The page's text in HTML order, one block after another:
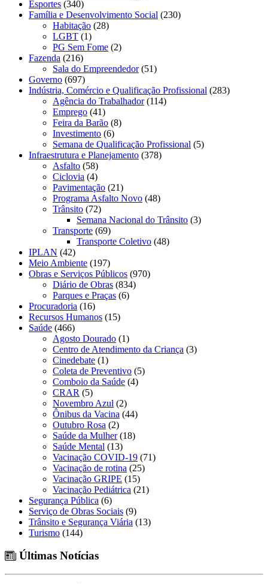
Esportes (340)
Família e Desenvolvimento Social (230)
Habitação (28)
LGBT (1)
PG Sem Fome (2)
Fazenda (216)
Sala do Empreendedor(51)
Governo (697)
Indústria, Comércio e Qualificação Profissional (283)
Agência do Trabalhador(114)
Emprego (41)
Feira da Barão (8)
Investimento (6)
Semana de Qualificação Profissional (5)
Infraestrutura e Planejamento (378)
Asfalto (58)
Ciclovia (4)
Pavimentação (21)
Programa Asfalto Novo (48)
Trânsito (72)
Semana Nacional do Trânsito (3)
Transporte (69)
Transporte Coletivo (48)
IPLAN (42)
Meio Ambiente (197)
Obras e Serviços Públicos (970)
Diário de Obras (834)
Parques e Praças (6)
Procuradoria (16)
Recursos Humanos (15)
Saúde (466)
Agosto Dourado (1)
Centro de Atendimento da Criança (3)
Cinedebate (1)
Coleta de Preventivo (5)
Comboio da Saúde (4)
CRAR (5)
Novembro Azul (2)
Ônibus da Vacina (44)
Outubro Rosa (2)
Saúde da Mulher(18)
Saúde Mental (13)
Vacinação COVID-19 (71)
Vacinação de rotina (25)
Vacinação GRIPE (15)
Vacinação Pediátrica (21)
Segurança Pública (6)
Serviço de Obras Sociais (9)
Trânsito e Segurança Viária (13)
Turismo (144)
Últimas Notícias